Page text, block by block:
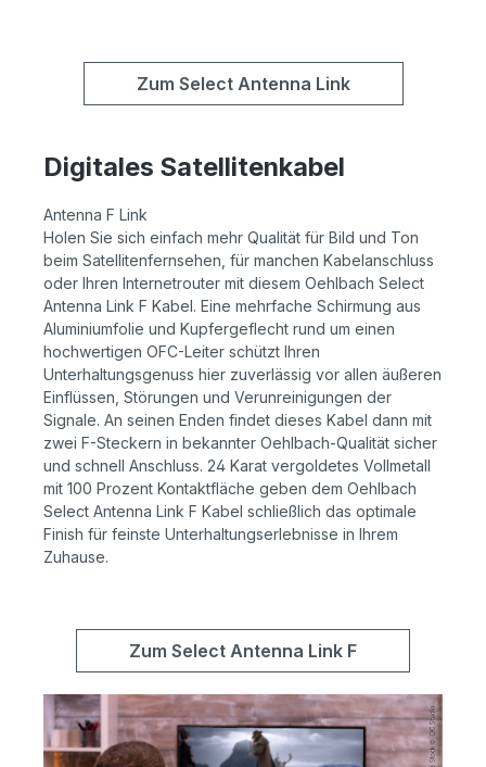
Zum Select Antenna Link
Digitales Satellitenkabel
Antenna F Link
Holen Sie sich einfach mehr Qualität für Bild und Ton
beim Satellitenfernsehen, für manchen Kabelanschluss
oder Ihren Internetrouter mit diesem Oehlbach Select
Antenna Link F Kabel. Eine mehrfache Schirmung aus
Aluminiumfolie und Kupfergeflecht rund um einen
hochwertigen OFC-Leiter schützt Ihren
Unterhaltungsgenuss hier zuverlässig vor allen äußeren
Einflüssen, Störungen und Verunreinigungen der
Signale. An seinen Enden findet dieses Kabel dann mit
zwei F-Steckern in bekannter Oehlbach-Qualität sicher
und schnell Anschluss. 24 Karat vergoldetes Vollmetall
mit 100 Prozent Kontaktfläche geben dem Oehlbach
Select Antenna Link F Kabel schließlich das optimale
Finish für feinste Unterhaltungserlebnisse in Ihrem
Zuhause.
Zum Select Antenna Link F